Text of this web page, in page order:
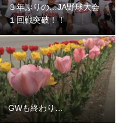
３年ぶりの…JA野球大会
１回戦突破！！
GWも終わり…